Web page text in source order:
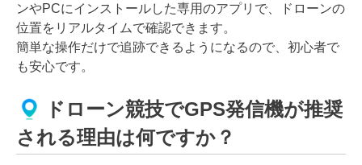
ンやPCにインストールした専用のアプリで、ドローンの
位置をリアルタイムで確認できます。
簡単な操作だけで追跡できるようになるので、初心者で
も安心です。
ドローン競技でGPS発信機が推奨
される理由は何ですか？